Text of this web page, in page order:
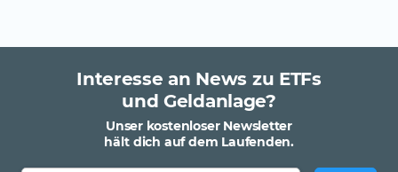
Interesse an News zu ETFs
und Geldanlage?
Unser kostenloser Newsletter
hält dich auf dem Laufenden.